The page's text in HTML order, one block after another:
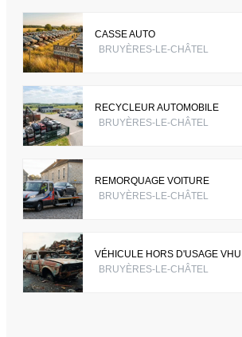
CASSE AUTO
BRUYÈRES-LE-CHÂTEL
RECYCLEUR AUTOMOBILE
BRUYÈRES-LE-CHÂTEL
REMORQUAGE VOITURE
BRUYÈRES-LE-CHÂTEL
VÉHICULE HORS D'USAGE VHU
BRUYÈRES-LE-CHÂTEL